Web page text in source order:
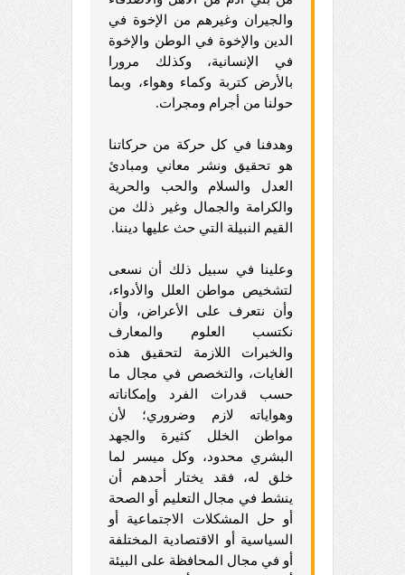
والجيران وغيرهم من الإخوة في
الدين والإخوة في الوطن والإخوة
في الإنسانية، وكذلك مرورا
بالأرض كتربة وكماء وهواء، وبما
حولنا من أجرام ومجرات.
وهدفنا في كل حركة من حركاتنا
هو تحقيق ونشر معاني ومبادئ
العدل والسلام والحب والحرية
والكرامة والجمال وغير ذلك من
القيم النبيلة التي حث عليها ديننا.
وعلينا في سبيل ذلك أن نسعى
لتشخيص مواطن العلل والأدواء،
وأن نتعرف على الأعراض، وأن
نكتسب العلوم والمعارف
والخبرات اللازمة لتحقيق هذه
الغايات، والتخصص في مجال ما
حسب قدرات الفرد وإمكاناته
وهواياته لازم وضروري؛ لأن
مواطن الخلل كثيرة والجهد
البشري محدود، وكل ميسر لما
خلق له، فقد يختار أحدهم أن
ينشط في مجال التعليم أو الصحة
أو حل المشكلات الاجتماعية أو
السياسية أو الاقتصادية المختلفة
أو في مجال المحافظة على البيئة